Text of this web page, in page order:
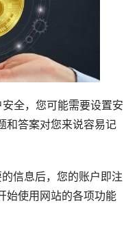
全，您可能需要设置安
和答案对您来说容易记
信息后，您的账户即注
始使用网站的各项功能